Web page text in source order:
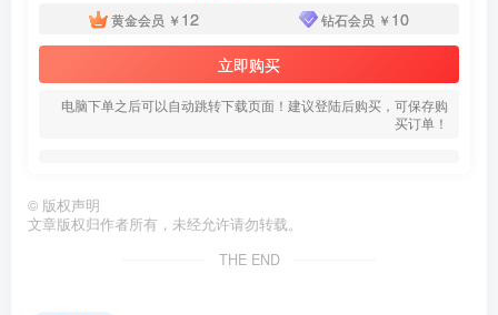
黄金会员 ￥ 12 钻石会员 ￥ 10
立即购买
电脑下单之后可以自动跳转下载页面！建议登陆后购买，可保存购
买订单！
© 版权声明
文章版权归作者所有，未经允许请勿转载。
THE END